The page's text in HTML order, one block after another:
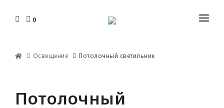
0
Гибкие
Освещение Потолочный светильник
Потолочный